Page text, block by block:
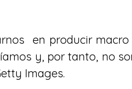
en producir
y, por tanto, no
Images.